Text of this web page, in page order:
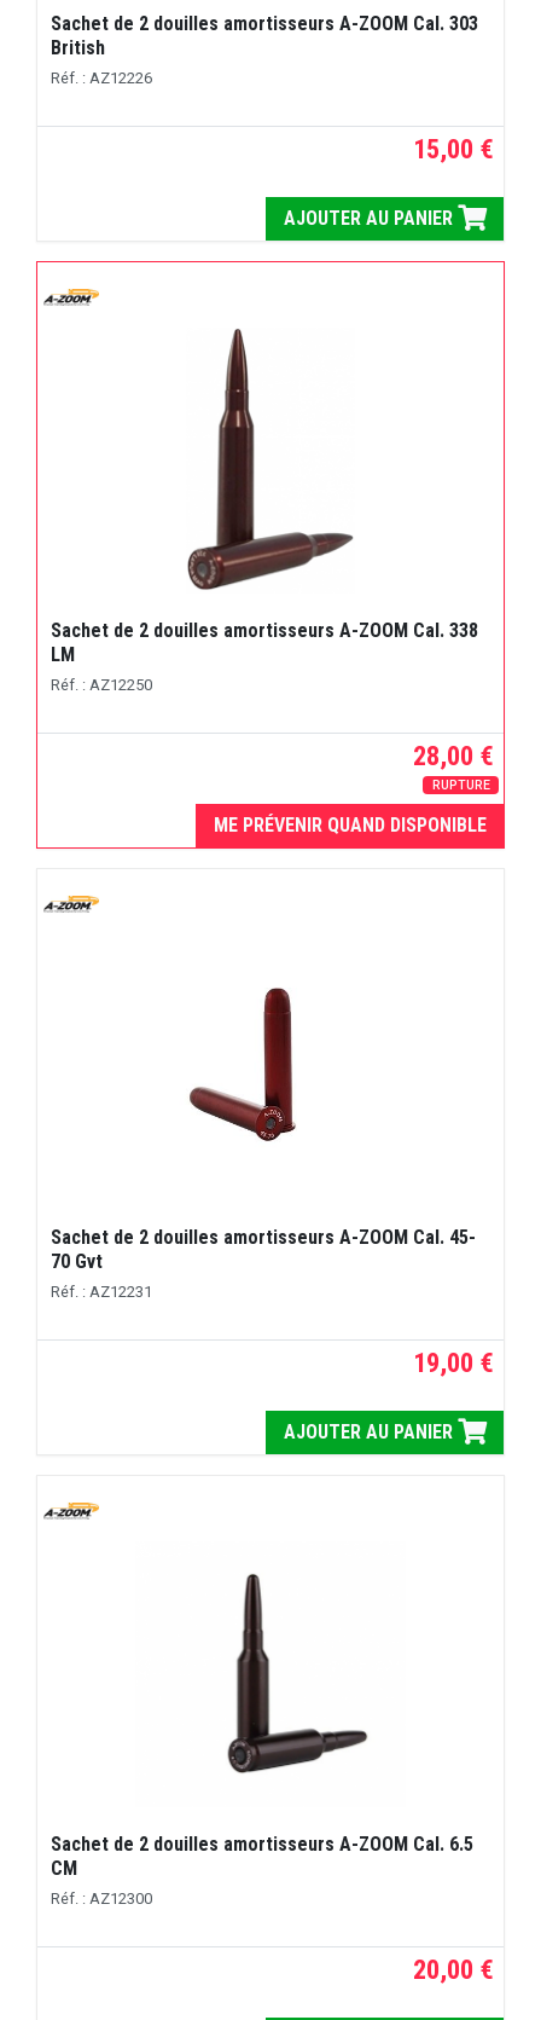
Sachet de 2 douilles amortisseurs A-ZOOM Cal. 303
British
Réf. : AZ12226
15,00 €
AJOUTER AU PANIER
Sachet de 2 douilles amortisseurs A-ZOOM Cal. 338
LM
Réf. : AZ12250
28,00 €
RUPTURE
ME PRÉVENIR QUAND DISPONIBLE
Sachet de 2 douilles amortisseurs A-ZOOM Cal. 45-
70 Gvt
Réf. : AZ12231
19,00 €
AJOUTER AU PANIER
Sachet de 2 douilles amortisseurs A-ZOOM Cal. 6.5
CM
Réf. : AZ12300
20,00 €